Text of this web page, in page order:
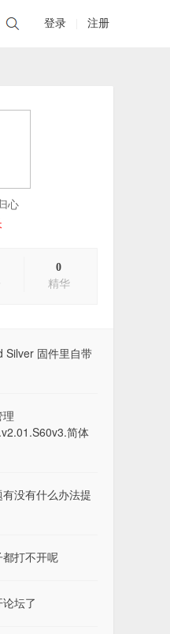
登录 注册
心
0
精华
Silver 固件里自带
简体
没有什么办法提
打不开呢
坛了
LCG Jukebox软